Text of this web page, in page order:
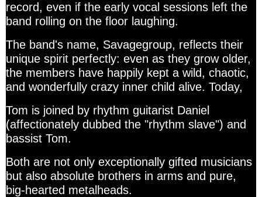
record, even if the early vocal sessions left the
band rolling on the floor laughing.
The band's name, Savagegroup, reflects their
unique spirit perfectly: even as they grow older,
the members have happily kept a wild, chaotic,
and wonderfully crazy inner child alive. Today,
Tom is joined by rhythm guitarist Daniel
(affectionately dubbed the "rhythm slave") and
bassist Tom.
Both are not only exceptionally gifted musicians
but also absolute brothers in arms and pure,
big-hearted metalheads.